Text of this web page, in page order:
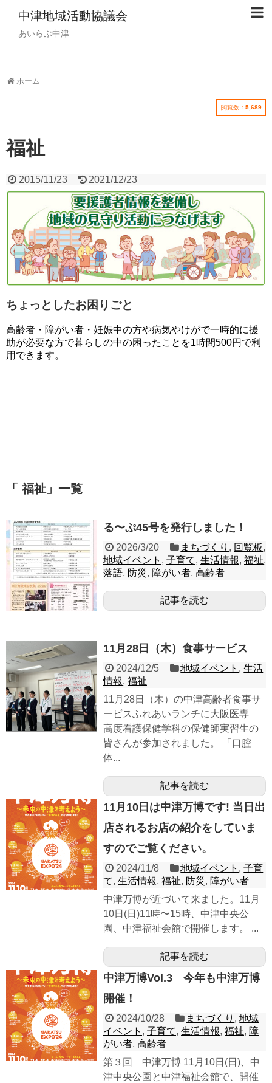
中津地域活動協議会
あいらぶ中津
ホーム
閲覧数： 5,689
福祉
2015/11/23 2021/12/23
ちょっとしたお困りごと
高齢者・障がい者・妊娠中の方や病気やけがで一時的に援
助が必要な方で暮らしの中の困ったことを1時間500円で利
用できます。
「 福祉」一覧
る〜ぷ45号を発行しました！
2026/3/20 まちづくり , 回覧板,
地域イベント , 子育て, 生活情報, 福祉,
落語, 防災, 障がい者, 高齢者
記事を読む
11月28日（木）食事サービス
2024/12/5 地域イベント ,生活
情報, 福祉
11月28日（木）の中津高齢者食事サ
ービスふれあいランチに大阪医専
高度看護保健学科の保健師実習生の
皆さんが参加されました。 「口腔
体...
記事を読む
11月10日は中津万博です! 当日出
店されるお店の紹介をしていま
すのでご覧ください。
2024/11/8 地域イベント ,子育
て, 生活情報, 福祉, 防災, 障がい者
中津万博が近づいて来ました。11月
10日(日)11時〜15時、中津中央公
園、中津福祉会館で開催します。 ...
記事を読む
中津万博Vol.3 今年も中津万博
開催！
2024/10/28 まちづくり ,地域
イベント , 子育て, 生活情報, 福祉, 障
がい者, 高齢者
第３回 中津万博 11月10日(日)、中
津中央公園と中津福祉会館で、開催